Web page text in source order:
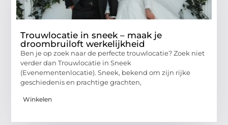
Trouwlocatie in sneek – maak je
droombruiloft werkelijkheid
Ben je op zoek naar de perfecte trouwlocatie? Zoek niet
verder dan Trouwlocatie in Sneek
(Evenementenlocatie). Sneek, bekend om zijn rijke
geschiedenis en prachtige grachten,
Winkelen